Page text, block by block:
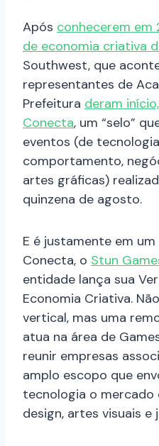
Após conhecerem em
de economia criativa
Southwest, que
representantes de
Prefeitura deram
Conecta, um “selo”
eventos (de
comportamento,
artes gráficas)
quinzena de agosto.
E é justamente em
Conecta, o Stun
entidade lança sua
Economia Criativa.
vertical, mas uma
atua na área de
reunir empresas
amplo escopo que
tecnologia o mercado
design, artes visuais e